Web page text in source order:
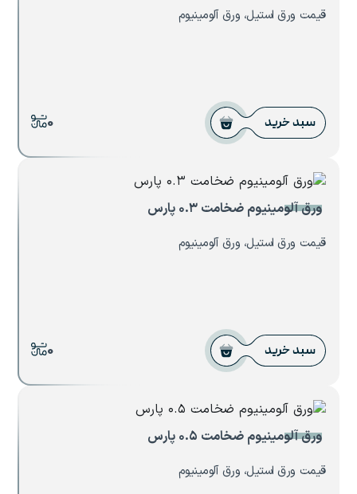
قیمت ورق استیل، ورق آلومینیوم
سبد خرید 0
ورق آلومینیوم ضخامت ۰.۳ پارس
قیمت ورق استیل، ورق آلومینیوم
سبد خرید 0
ورق آلومینیوم ضخامت ۰.۵ پارس
قیمت ورق استیل، ورق آلومینیوم